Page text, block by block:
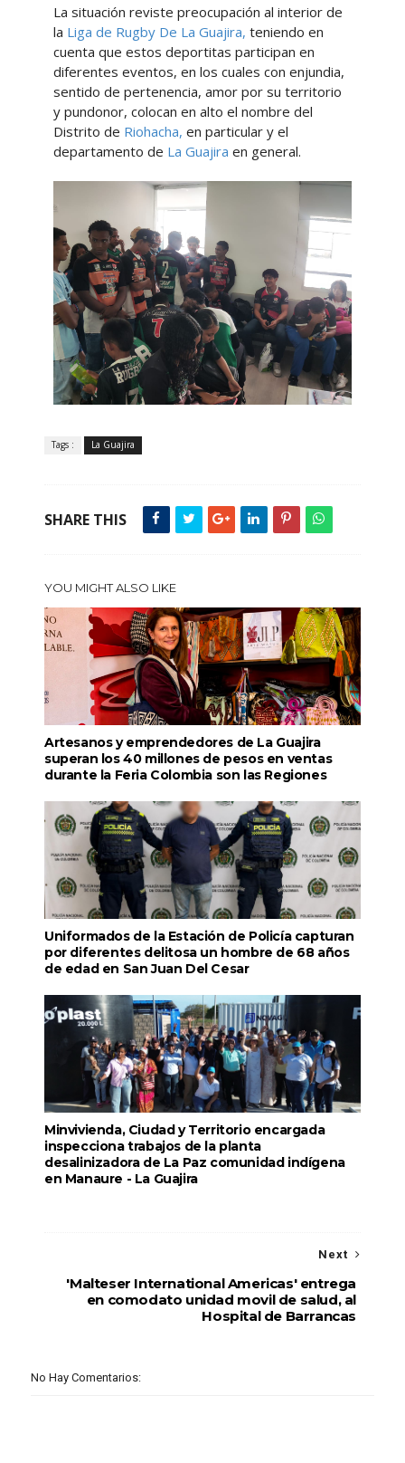
La situación reviste preocupación al interior de
la Liga de Rugby De La Guajira, teniendo en
cuenta que estos deportitas participan en
diferentes eventos, en los cuales con enjundia,
sentido de pertenencia, amor por su territorio
y pundonor, colocan en alto el nombre del
Distrito de Riohacha, en particular y el
departamento de La Guajira en general.
Tags : La Guajira
SHARE THIS
YOU MIGHT ALSO LIKE
Artesanos y emprendedores de La Guajira
superan los 40 millones de pesos en ventas
durante la Feria Colombia son las Regiones
Uniformados de la Estación de Policía capturan
por diferentes delitosa un hombre de 68 años
de edad en San Juan Del Cesar
Minvivienda, Ciudad y Territorio encargada
inspecciona trabajos de la planta
desalinizadora de La Paz comunidad indígena
en Manaure - La Guajira
Next
'Malteser International Americas' entrega
en comodato unidad movil de salud, al
Hospital de Barrancas
No Hay Comentarios: